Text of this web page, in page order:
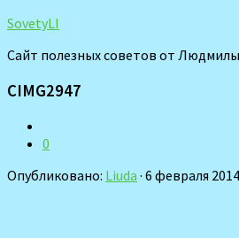
SovetyLI
Сайт полезных советов от
CIMG2947
0
Опубликовано: Liuda · 6 февраля 2014